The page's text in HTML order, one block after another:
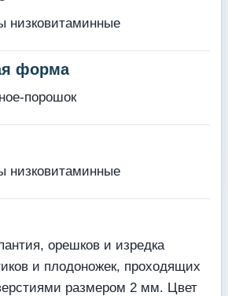
низковитаминные
форма
порошок
низковитаминные
орешков и изредка
и плодоножек, проходящих
размером 2 мм. Цвет